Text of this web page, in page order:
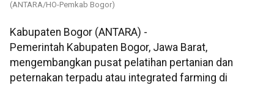
(ANTARA/HO-Pemkab Bogor)
Kabupaten Bogor (ANTARA) -
Pemerintah Kabupaten Bogor, Jawa Barat,
mengembangkan pusat pelatihan pertanian dan
peternakan terpadu atau integrated farming di